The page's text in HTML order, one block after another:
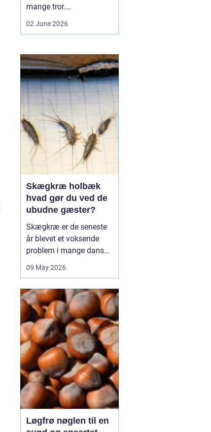
mange tror.
virksomhedens
omdømme hænger tæt
sammen med, hvordan
kontorer, fællesarealer
og ejendomme bliver
holdt. Når vi taler om
erhvervsrengøring købe...
02 June 2026
Skægkræ holbæk
hvad gør du ved de
ubudne gæster?
Skægkræ er de seneste
år blevet et voksende
problem i mange danske
undtagelse. De små,
dukker ofte op i nye
boliger, renoverede
lejligheder og
parcelhuse, hvor de
langsomt breder sig fra
rum til rum. Mang...
09 May 2026
Løgfrø nøglen til en